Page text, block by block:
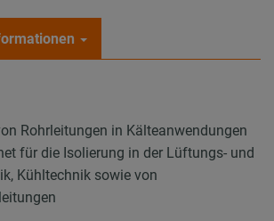
Rohrleitungen in Kälteanwendungen
für die Isolierung in der Lüftungs- und
Kühltechnik sowie von